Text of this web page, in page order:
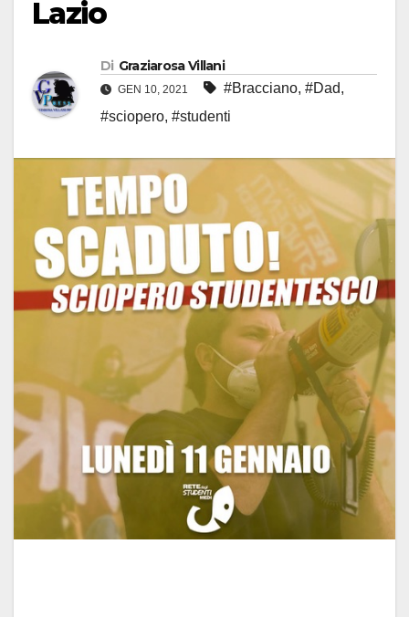
Lazio
Di Graziarosa Villani
GEN 10, 2021 #Bracciano, #Dad,
#sciopero, #studenti